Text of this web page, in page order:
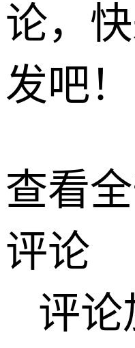
论，
发吧！
查看
评论
评论